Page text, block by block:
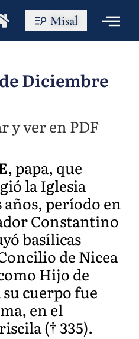
Misal
Diciembre
y ver en PDF
, papa, que
la Iglesia
período en
Constantino
basílicas
de Nicea
Hijo de
cuerpo fue
en el
(† 335).